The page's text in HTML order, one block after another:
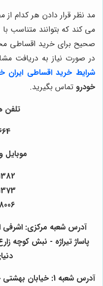
مد نظر قرار دادن هر کدام
می کند که بتوانند متناسب
صحیح برای خرید اقساطی
در صورت نیاز به دریافت
شرایط خریداقساطی ایران
خودرو تماس بگیرید.
تلفن
آدرس شعبه مرکزی: اشرفی
آدرس شعبه 1: